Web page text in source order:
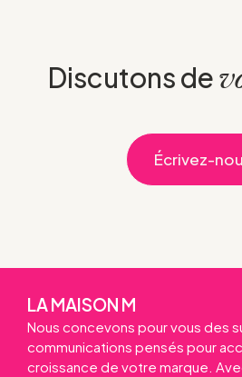
Discutons de
Écrivez-
LA MAISON M
Nous concevons pour vous des
communications pensés pour
croissance de votre marque.